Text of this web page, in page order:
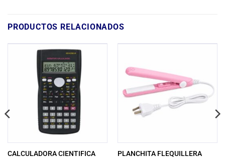
PRODUCTOS RELACIONADOS
CALCULADORA CIENTIFICA
PLANCHITA FLEQUILLERA